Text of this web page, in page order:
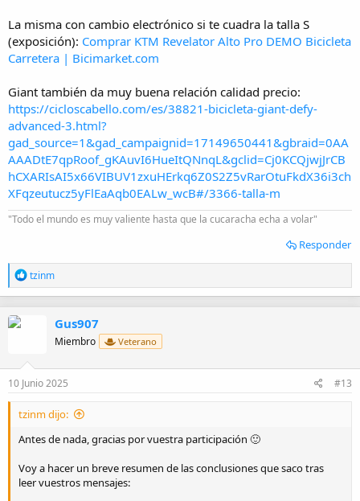
indica la web oficial) grupo Shimano 105. ¿Cómo la véis?
Ya de paso... ¿tenéis referencias de esta tienda. @Titan mtbveo que
eres de Cantabria, ¿te suena?
La misma con cambio electrónico si te cuadra la talla S
(exposición): Comprar KTM Revelator Alto Pro DEMO Bicicleta
Carretera | Bicimarket.com
Giant también da muy buena relación calidad precio:
https://cicloscabello.com/es/38821-bicicleta-giant-defy-
advanced-3.html?
gad_source=1&gad_campaignid=17149650441&gbraid=0AA
AAADtE7qpRoof_gKAuvI6HueItQNnqL&gclid=Cj0KCQjwjJrCB
hCXARIsAI5x66VIBUV1zxuHErkq6Z0S2Z5vRarOtuFkdX36i3ch
XFqzeutucz5yFlEaAqb0EALw_wcB#/3366-talla-m
"Todo el mundo es muy valiente hasta que la cucaracha echa a volar"
Responder
R
e
a
n
s
tzinm
Gus907
Miembro Veterano
10 Junio 2025 #13
tzinm dijo:
Antes de nada, gracias por vuestra participación 🙂
Voy a hacer un breve resumen de las conclusiones que saco tras
leer vuestros mensajes: